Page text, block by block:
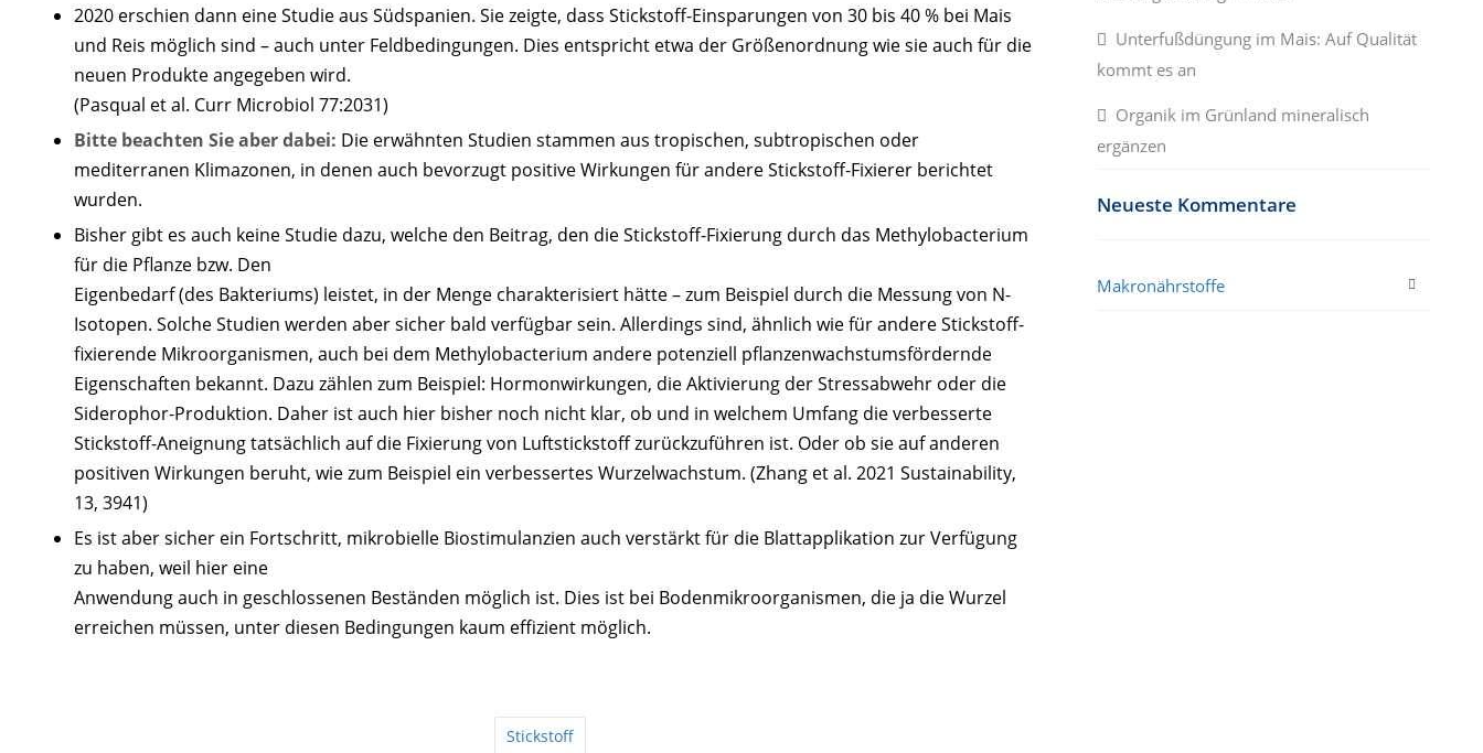
2020 erschien dann eine Studie aus Südspanien. Sie zeigte, dass Stickstoff-Einsparungen von 30 bis 40 % bei Mais
und Reis möglich sind – auch unter Feldbedingungen. Dies entspricht etwa der Größenordnung wie sie auch für die
neuen Produkte angegeben wird.
(Pasqual et al. Curr Microbiol 77:2031)
Bitte beachten Sie aber dabei: Die erwähnten Studien stammen aus tropischen, subtropischen oder
mediterranen Klimazonen, in denen auch bevorzugt positive Wirkungen für andere Stickstoff-Fixierer berichtet
wurden.
Bisher gibt es auch keine Studie dazu, welche den Beitrag, den die Stickstoff-Fixierung durch das Methylobacterium
für die Pflanze bzw. Den
Eigenbedarf (des Bakteriums) leistet, in der Menge charakterisiert hätte – zum Beispiel durch die Messung von N-
Isotopen. Solche Studien werden aber sicher bald verfügbar sein. Allerdings sind, ähnlich wie für andere Stickstoff-
fixierende Mikroorganismen, auch bei dem Methylobacterium andere potenziell pflanzenwachstumsfördernde
Eigenschaften bekannt. Dazu zählen zum Beispiel: Hormonwirkungen, die Aktivierung der Stressabwehr oder die
Siderophor-Produktion. Daher ist auch hier bisher noch nicht klar, ob und in welchem Umfang die verbesserte
Stickstoff-Aneignung tatsächlich auf die Fixierung von Luftstickstoff zurückzuführen ist. Oder ob sie auf anderen
positiven Wirkungen beruht, wie zum Beispiel ein verbessertes Wurzelwachstum. (Zhang et al. 2021 Sustainability,
13, 3941)
Es ist aber sicher ein Fortschritt, mikrobielle Biostimulanzien auch verstärkt für die Blattapplikation zur Verfügung
zu haben, weil hier eine
Anwendung auch in geschlossenen Beständen möglich ist. Dies ist bei Bodenmikroorganismen, die ja die Wurzel
erreichen müssen, unter diesen Bedingungen kaum effizient möglich.
Stickstoff
Unterfußdüngung im Mais: Auf Qualität
kommt es an
Organik im Grünland mineralisch
ergänzen
Neueste Kommentare
Makronährstoffe